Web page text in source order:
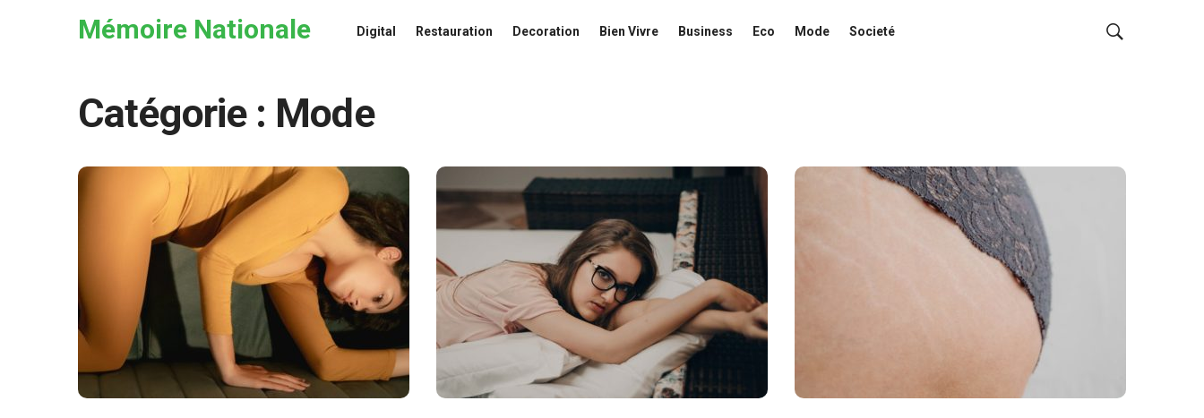
Mémoire Nationale Digital Restauration Decoration Bien Vivre Business Eco Mode Societé
Catégorie : Mode